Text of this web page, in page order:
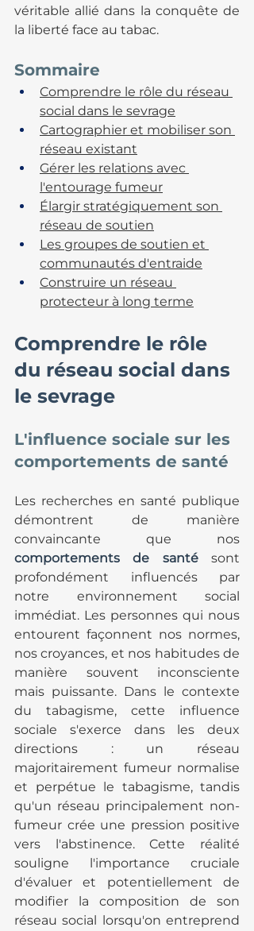
véritable allié dans la conquête de
la liberté face au tabac.
Sommaire
Comprendre le rôle du réseau
social dans le sevrage
Cartographier et mobiliser son
réseau existant
Gérer les relations avec
l'entourage fumeur
Élargir stratégiquement son
réseau de soutien
Les groupes de soutien et
communautés d'entraide
Construire un réseau
protecteur à long terme
Comprendre le rôle
du réseau social dans
le sevrage
L'influence sociale sur les
comportements de santé
Les recherches en santé publique
démontrent de manière
comportements de santé sont
profondément influencés par
notre environnement social
immédiat. Les personnes qui nous
entourent façonnent nos normes,
nos croyances, et nos habitudes de
manière souvent inconsciente
mais puissante. Dans le contexte
du tabagisme, cette influence
sociale s'exerce dans les deux
directions : un réseau
majoritairement fumeur normalise
et perpétue le tabagisme, tandis
qu'un réseau principalement non-
fumeur crée une pression positive
vers l'abstinence. Cette réalité
souligne l'importance cruciale
d'évaluer et potentiellement de
modifier la composition de son
réseau social lorsqu'on entreprend